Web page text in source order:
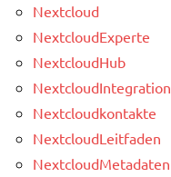
Nextcloud
NextcloudExperte
NextcloudHub
NextcloudIntegration
Nextcloudkontakte
NextcloudLeitfaden
NextcloudMetadaten